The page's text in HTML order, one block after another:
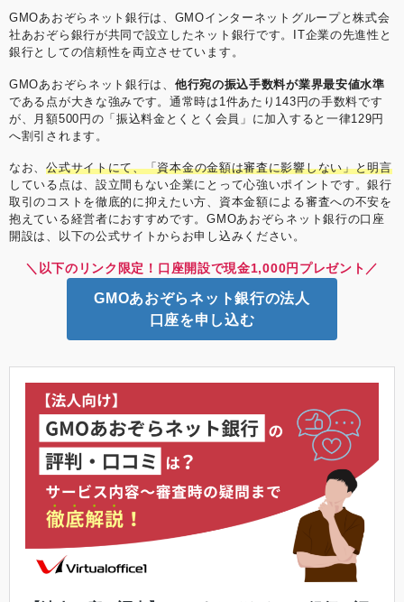
GMOあおぞらネット銀行は、GMOインターネットグループと株式会
社あおぞら銀行が共同で設立したネット銀行です。IT企業の先進性と
銀行としての信頼性を両立させています。
GMOあおぞらネット銀行は、 他行宛の振込手数料が業界最安値水準
である点が大きな強みです。通常時は1件あたり143円の手数料です
が、月額500円の「振込料金とくとく会員」に加入すると一律129円
へ割引されます。
なお、公式サイトにて、「資本金の金額は審査に影響しない」と明言
している点は、設立間もない企業にとって心強いポイントです。銀行
取引のコストを徹底的に抑えたい方、資本金額による審査への不安を
抱えている経営者におすすめです。GMOあおぞらネット銀行の口座
開設は、以下の公式サイトからお申し込みください。
＼以下のリンク限定！口座開設で現金1,000円プレゼント／
GMOあおぞらネット銀行の法人
口座を申し込む